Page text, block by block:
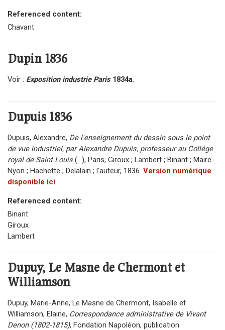
Referenced content:
Chavant
Dupin1836
Voir : Exposition industrie Paris1834a
Dupuis 1836
Dupuis, Alexandre, De l'enseignement du dessin sous le point
de vue industriel, par Alexandre Dupuis, professeur au Collége
royal de Saint-Louis (...), Paris, Giroux ; Lambert ; Binant ; Maire-
Nyon ; Hachette ; Delalain ; l'auteur, 1836. Version numérique
disponible ici
Referenced content:
Binant
Giroux
Lambert
Dupuy, Le Masne de Chermont et
Williamson
Dupuy, Marie-Anne, Le Masne de Chermont, Isabelle et
Williamson, Elaine, Correspondance administrative de Vivant
Denon (1802-1815), Fondation Napoléon, publication